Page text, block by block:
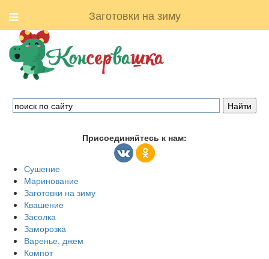
Заготовки на зиму
Присоединяйтесь к нам:
Сушение
Маринование
Заготовки на зиму
Квашение
Засолка
Заморозка
Варенье, джем
Компот